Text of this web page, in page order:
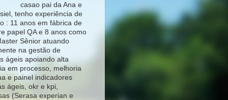
casao pai da Ana e
tenho experiência de
: 11 anos em fábrica de
papel QA e 8 anos como
Sênior atuando
na gestão de
ágeis apoiando alta
em processo, melhoria
e painel indicadores
ágeis, okr e kpi,
(Serasa experian e